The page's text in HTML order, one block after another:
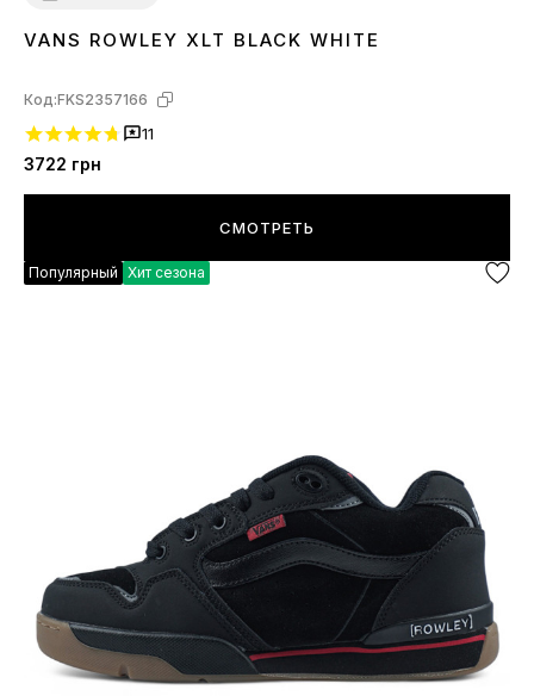
3637 4142 43 44
VANS ROWLEY XLT BLACK WHITE
Код:FKS2357166
11
3722 грн
СМОТРЕТЬ
Популярный Хит сезона